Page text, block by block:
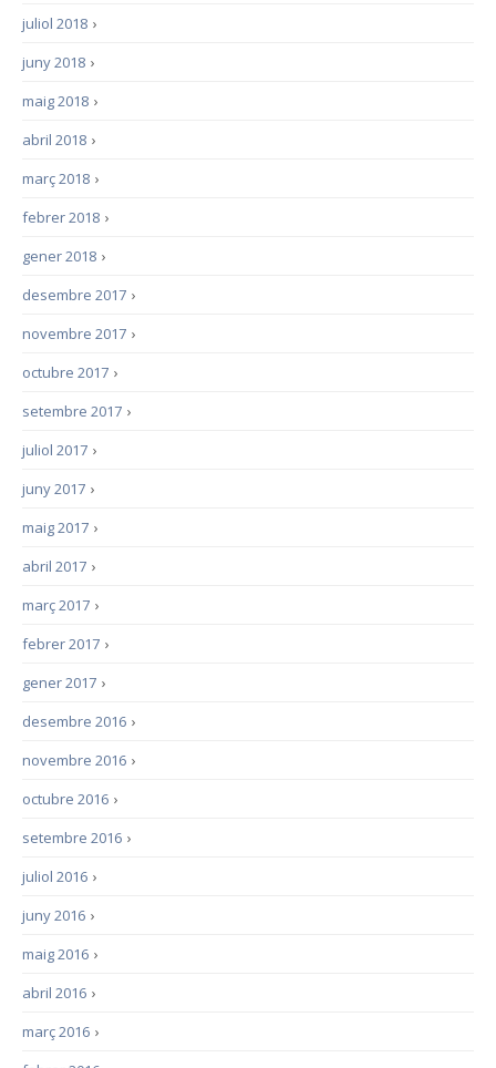
›
juliol 2018
›
juny 2018
›
maig 2018
›
abril 2018
›
març 2018
›
febrer 2018
›
gener 2018
›
desembre 2017
›
novembre 2017
›
octubre 2017
›
setembre 2017
›
juliol 2017
›
juny 2017
›
maig 2017
›
abril 2017
›
març 2017
›
febrer 2017
›
gener 2017
›
desembre 2016
›
novembre 2016
›
octubre 2016
›
setembre 2016
›
juliol 2016
›
juny 2016
›
maig 2016
›
abril 2016
›
març 2016